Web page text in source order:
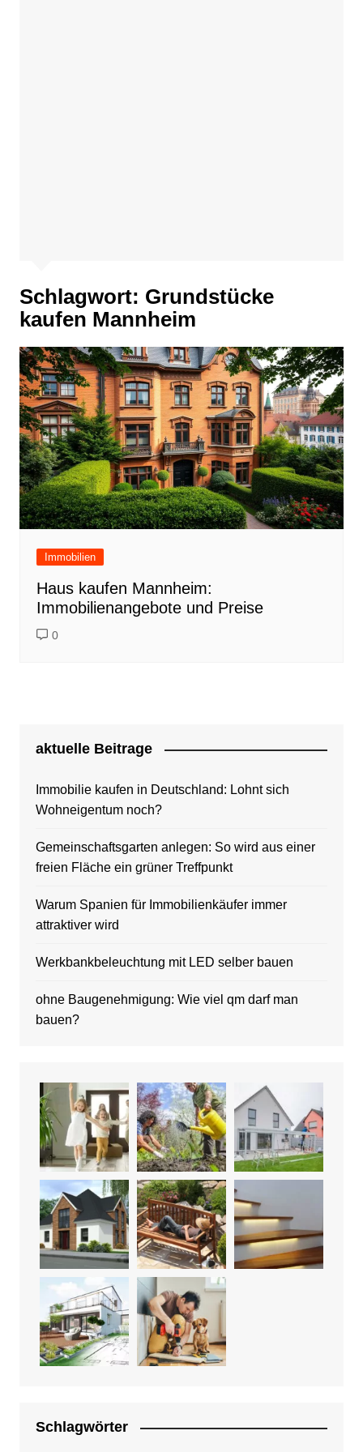
Schlagwort: Grundstücke
kaufen Mannheim
Immobilien
Haus kaufen Mannheim:
Immobilienangebote und Preise
0
aktuelle Beitrage
Immobilie kaufen in Deutschland: Lohnt sich
Wohneigentum noch?
Gemeinschaftsgarten anlegen: So wird aus einer
freien Fläche ein grüner Treffpunkt
Warum Spanien für Immobilienkäufer immer
attraktiver wird
Werkbankbeleuchtung mit LED selber bauen
ohne Baugenehmigung: Wie viel qm darf man
bauen?
Schlagwörter